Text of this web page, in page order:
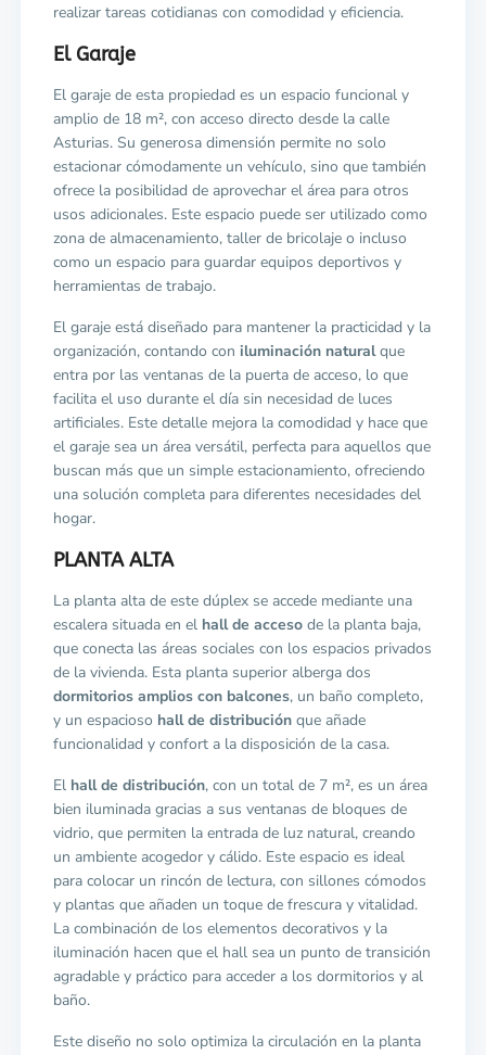
realizar tareas cotidianas con comodidad y eficiencia.
El Garaje
El garaje de esta propiedad es un espacio funcional y
amplio de 18 m², con acceso directo desde la calle
Asturias. Su generosa dimensión permite no solo
estacionar cómodamente un vehículo, sino que también
ofrece la posibilidad de aprovechar el área para otros
usos adicionales. Este espacio puede ser utilizado como
zona de almacenamiento, taller de bricolaje o incluso
como un espacio para guardar equipos deportivos y
herramientas de trabajo.
El garaje está diseñado para mantener la practicidad y la
organización, contando con iluminación naturalque
entra por las ventanas de la puerta de acceso, lo que
facilita el uso durante el día sin necesidad de luces
artificiales. Este detalle mejora la comodidad y hace que
el garaje sea un área versátil, perfecta para aquellos que
buscan más que un simple estacionamiento, ofreciendo
una solución completa para diferentes necesidades del
hogar.
PLANTA ALTA
La planta alta de este dúplex se accede mediante una
escalera situada en el hall de accesode la planta baja,
que conecta las áreas sociales con los espacios privados
de la vivienda. Esta planta superior alberga dos
dormitorios amplios con balcones, un baño completo,
y un espacioso hall de distribuciónque añade
funcionalidad y confort a la disposición de la casa.
El hall de distribución, con un total de 7 m², es un área
bien iluminada gracias a sus ventanas de bloques de
vidrio, que permiten la entrada de luz natural, creando
un ambiente acogedor y cálido. Este espacio es ideal
para colocar un rincón de lectura, con sillones cómodos
y plantas que añaden un toque de frescura y vitalidad.
La combinación de los elementos decorativos y la
iluminación hacen que el hall sea un punto de transición
agradable y práctico para acceder a los dormitorios y al
baño.
Este diseño no solo optimiza la circulación en la planta